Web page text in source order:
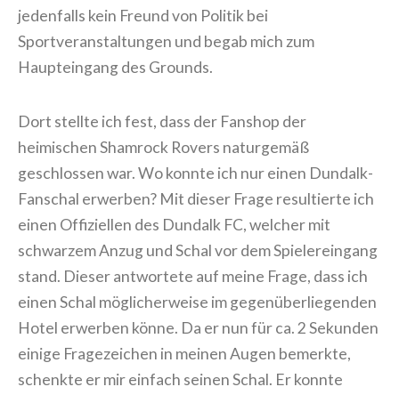
jedenfalls kein Freund von Politik bei
Sportveranstaltungen und begab mich zum
Haupteingang des Grounds.
Dort stellte ich fest, dass der Fanshop der
heimischen Shamrock Rovers naturgemäß
geschlossen war. Wo konnte ich nur einen Dundalk-
Fanschal erwerben? Mit dieser Frage resultierte ich
einen Offiziellen des Dundalk FC, welcher mit
schwarzem Anzug und Schal vor dem Spielereingang
stand. Dieser antwortete auf meine Frage, dass ich
einen Schal möglicherweise im gegenüberliegenden
Hotel erwerben könne. Da er nun für ca. 2 Sekunden
einige Fragezeichen in meinen Augen bemerkte,
schenkte er mir einfach seinen Schal. Er konnte